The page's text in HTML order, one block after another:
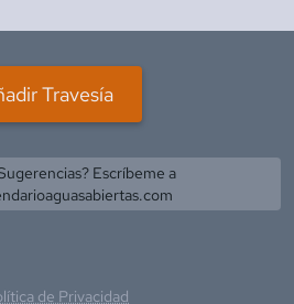
Travesía
Escríbeme a
de Privacidad